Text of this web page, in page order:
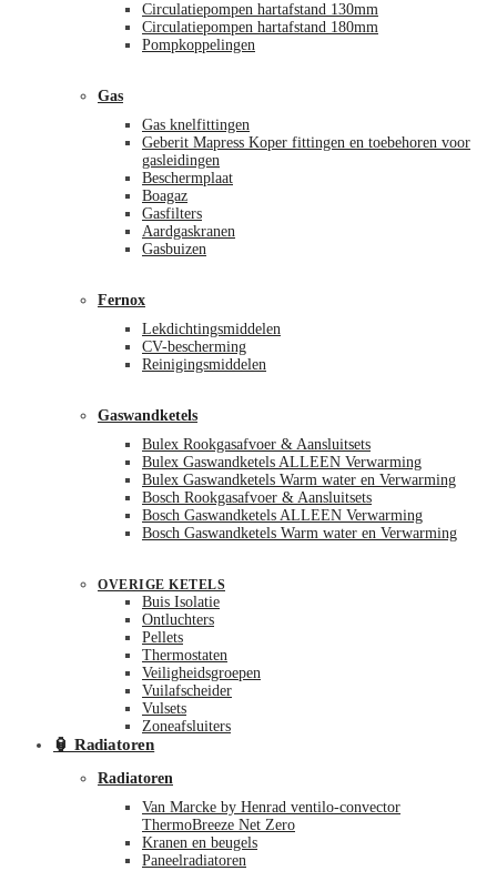
Circulatiepompen hartafstand 130mm
Circulatiepompen hartafstand 180mm
Pompkoppelingen
Gas
Gas knelfittingen
Geberit Mapress Koper fittingen en toebehoren voor
gasleidingen
Beschermplaat
Boagaz
Gasfilters
Aardgaskranen
Gasbuizen
Fernox
Lekdichtingsmiddelen
CV-bescherming
Reinigingsmiddelen
Gaswandketels
Bulex Rookgasafvoer & Aansluitsets
Bulex Gaswandketels ALLEEN Verwarming
Bulex Gaswandketels Warm water en Verwarming
Bosch Rookgasafvoer & Aansluitsets
Bosch Gaswandketels ALLEEN Verwarming
Bosch Gaswandketels Warm water en Verwarming
OVERIGE KETELS
Buis Isolatie
Ontluchters
Pellets
Thermostaten
Veiligheidsgroepen
Vuilafscheider
Vulsets
Zoneafsluiters
🏮 Radiatoren
Radiatoren
Van Marcke by Henrad ventilo-convector
ThermoBreeze Net Zero
Kranen en beugels
Paneelradiatoren